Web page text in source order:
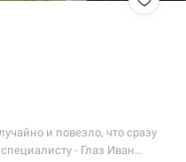
- Глаз Иван